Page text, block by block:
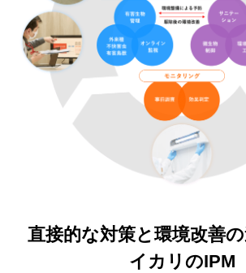
直接的な対策と環境改善
イカリのIPM